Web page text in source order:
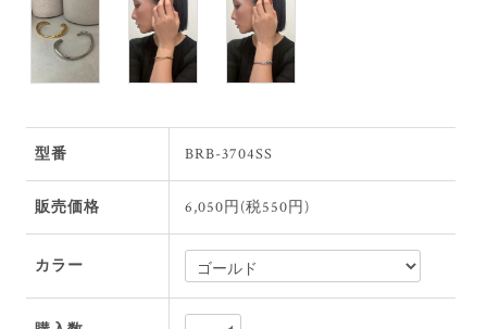
型番 BRB-3704SS
販売価格 6,050円(税550円)
カラー